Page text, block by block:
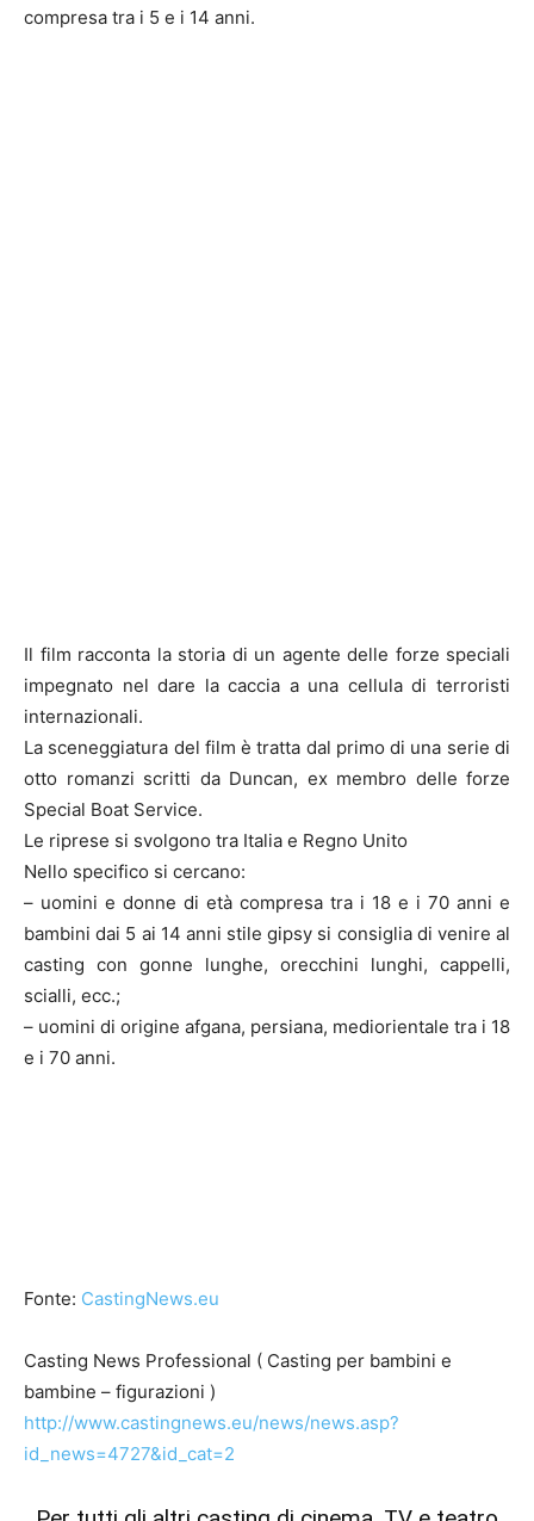
compresa tra i 5 e i 14 anni.
Il film racconta la storia di un agente delle forze speciali
impegnato nel dare la caccia a una cellula di terroristi
internazionali.
La sceneggiatura del film è tratta dal primo di una serie di
otto romanzi scritti da Duncan, ex membro delle forze
Special Boat Service.
Le riprese si svolgono tra Italia e Regno Unito
Nello specifico si cercano:
– uomini e donne di età compresa tra i 18 e i 70 anni e
bambini dai 5 ai 14 anni stile gipsy si consiglia di venire al
casting con gonne lunghe, orecchini lunghi, cappelli,
scialli, ecc.;
– uomini di origine afgana, persiana, mediorientale tra i 18
e i 70 anni.
Fonte: CastingNews.eu
Casting News Professional ( Casting per bambini e
bambine – figurazioni )
http://www.castingnews.eu/news/news.asp?
id_news=4727&id_cat=2